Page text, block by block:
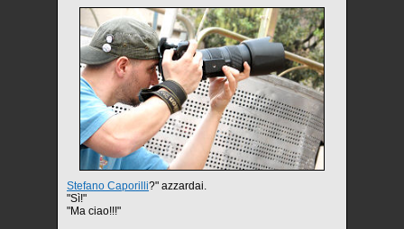
Stefano Caporilli?" azzardai.
"Sì!"
"Ma ciao!!!"